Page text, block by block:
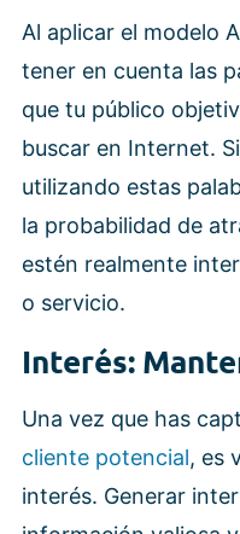
Al aplicar el modelo
tener en cuenta las
que tu público
buscar en Internet.
utilizando estas
la probabilidad de
estén realmente
o servicio.
Interés:
Una vez que has
cliente potencial, es
interés. Generar